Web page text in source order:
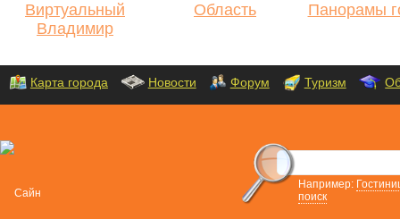
Виртуальный
Владимир
Область Панорамы
Карта города Новости Форум Туризм
Например:
поиск